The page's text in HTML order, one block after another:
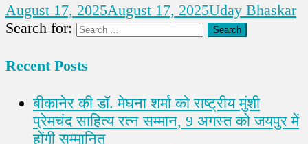
August 17, 2025August 17, 2025Uday Bhaskar
Search for:
Recent Posts
बीकानेर की डॉ. मेघना शर्मा को राष्ट्रीय मुंशी
प्रेमचंद साहित्य रत्न सम्मान, 9 अगस्त को जयपुर में
होंगी सम्मानित